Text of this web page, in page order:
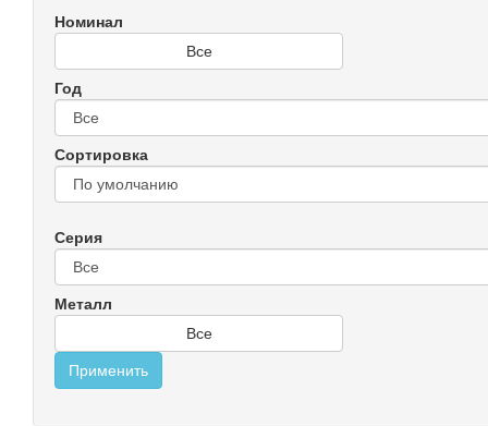
Номинал
Все
Год
Сортировка
Серия
Металл
Все